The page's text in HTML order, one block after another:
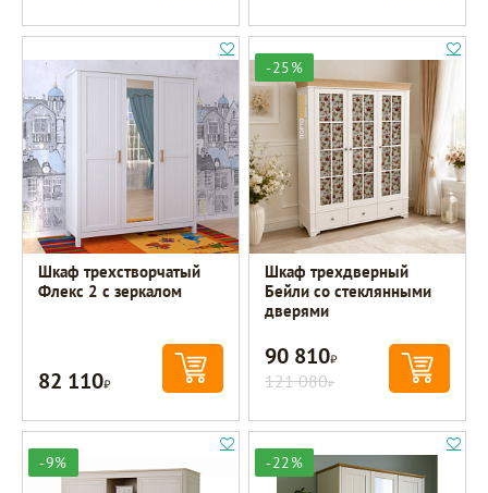
Шкаф трехстворчатый
Флекс 2 с зеркалом
82 110Р
-25%
Шкаф трехдверный
Бейли со стеклянными
дверями
90 810Р
121 080Р
-9% -22%